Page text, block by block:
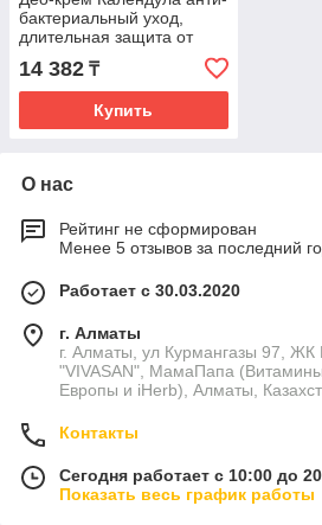
бактериальный уход,
длительная защита от
неприятного запаха и
пота
14 382 ₸
Купить
О нас
Рейтинг не сформирован
Менее 5 отзывов за последний
Работает с 30.03.2020
г. Алматы
г. Алматы, ул Курмангазы 97, ЖК
"VIVASAN", МамаПапа
Европы и iHerb), Алматы,
Контакты
Сегодня работает с 10:00 до
Показать весь график работы